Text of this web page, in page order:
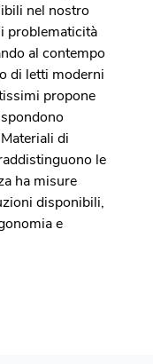
nel nostro
problematicità
al contempo
di letti moderni
propone
di
le
ha misure
disponibili,
e